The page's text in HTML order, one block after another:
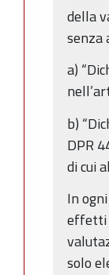
della
senza
a)
b)
DPR
di cui
In
effetti
solo